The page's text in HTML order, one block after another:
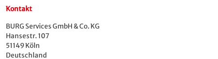
Kontakt
BURG Services GmbH & Co. KG
Hansestr. 107
51149 Köln
Deutschland